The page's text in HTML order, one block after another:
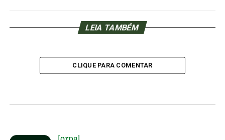
LEIA TAMBÉM
CLIQUE PARA COMENTAR